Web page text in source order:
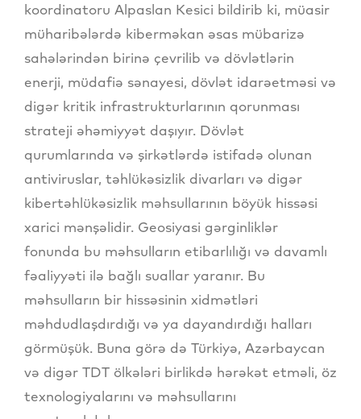
koordinatoru Alpaslan Kesici bildirib ki, müasir
müharibələrdə kiberməkan əsas mübarizə
sahələrindən birinə çevrilib və dövlətlərin
enerji, müdafiə sənayesi, dövlət idarəetməsi və
digər kritik infrastrukturlarının qorunması
strateji əhəmiyyət daşıyır. Dövlət
qurumlarında və şirkətlərdə istifadə olunan
antiviruslar, təhlükəsizlik divarları və digər
kibertəhlükəsizlik məhsullarının böyük hissəsi
xarici mənşəlidir. Geosiyasi gərginliklər
fonunda bu məhsulların etibarlılığı və davamlı
fəaliyyəti ilə bağlı suallar yaranır. Bu
məhsulların bir hissəsinin xidmətləri
məhdudlaşdırdığı və ya dayandırdığı halları
görmüşük. Buna görə də Türkiyə, Azərbaycan
və digər TDT ölkələri birlikdə hərəkət etməli, öz
texnologiyalarını və məhsullarını